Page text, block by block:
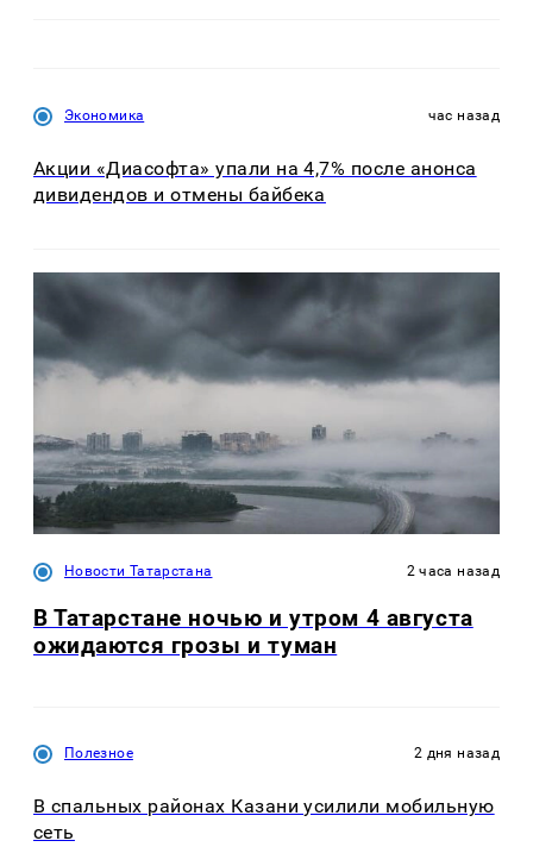
Экономика час назад
Акции «Диасофта» упали на 4,7% после анонса
дивидендов и отмены байбека
Новости Татарстана 2 часа назад
В Татарстане ночью и утром 4 августа
ожидаются грозы и туман
Полезное 2 дня назад
В спальных районах Казани усилили мобильную
сеть